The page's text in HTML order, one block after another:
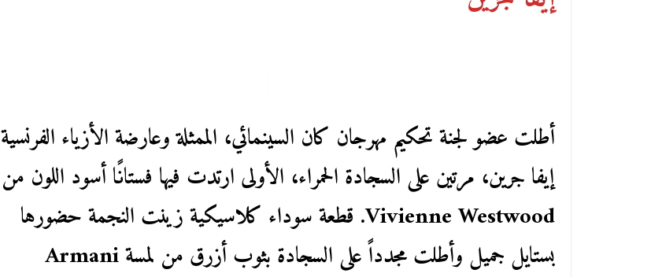
أطلت عضو لجنة تحكيم مهرجان كان السينمائي، الممثلة وعارضة الأزياء الفرنسية
إيفا جرين، مرتين على السجادة الحمراء، الأولى ارتدت فيها فستانًا أسود اللون من
Vivienne Westwood. قطعة سوداء كلاسيكية زينت النجمة حضورها
بستايل جميل وأطلت مجدداً على السجادة بثوب أزرق من لمسة Armani